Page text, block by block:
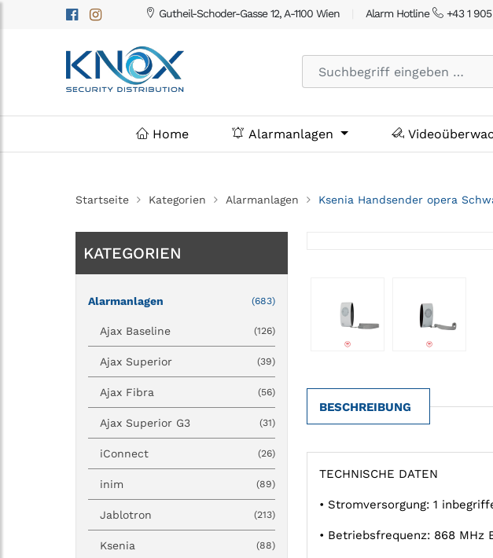
Gutheil-Schoder-Gasse 12, A-1100 Wien Alarm Hotline +43 1
Home Alarmanlagen
Startseite Kategorien Alarmanlagen Ksenia Handsender opera
KATEGORIEN
Alarmanlagen (683)
Ajax Baseline (126)
Ajax Superior (39)
Ajax Fibra (56)
Ajax Superior G3 (31)
iConnect (26)
inim (89)
Jablotron (213)
Ksenia (88)
BESCHREIBUNG
TECHNISCHE DATEN
• Stromversorgung: 1
• Betriebsfrequenz: 868 MHz